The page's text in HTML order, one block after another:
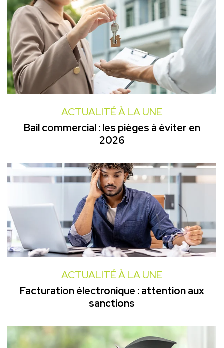
ACTUALITÉ À LA UNE
Bail commercial : les pièges à éviter en
2026
ACTUALITÉ À LA UNE
Facturation électronique : attention aux
sanctions